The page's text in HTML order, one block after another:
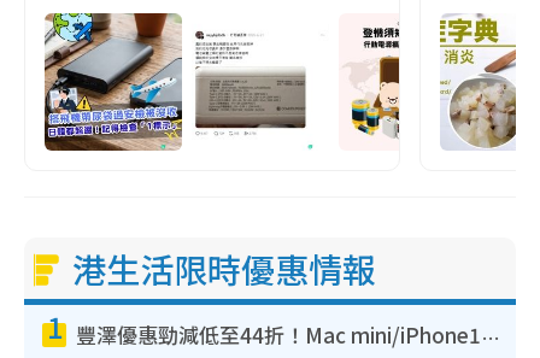
港生活限時優惠情報
1 豐澤優惠勁減低至44折！Mac mini/iPhone17Pro大減價！廚房家電$220起